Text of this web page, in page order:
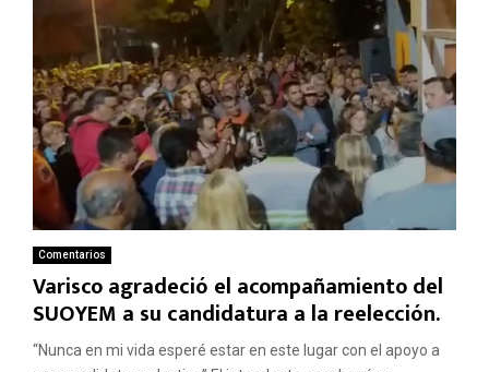
Comentarios
Varisco agradeció el acompañamiento del
SUOYEM a su candidatura a la reelección.
“Nunca en mi vida esperé estar en este lugar con el apoyo a